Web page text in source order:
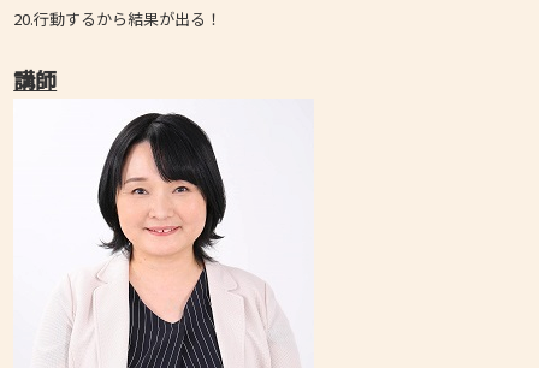
20.行動するから結果が出る！
講師